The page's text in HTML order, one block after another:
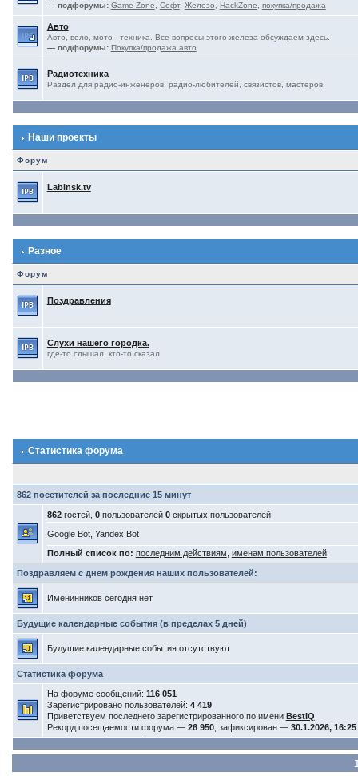
— подфорумы: Game Zone Софт, Железо HackZone покупка/продажа
Авто
Авто, вело, мото - техника. Все вопросы этого железа обсуждаем здесь.
— подфорумы: Покупка/продажа авто
Радиотехника
Раздел для радио-инженеров, радио-любителей, связистов, мастеров.
Наши проекты
Форум
Labinsk.tv
Разное
Форум
Поздравления
Слухи нашего городка.
где-то слышал, кто-то сказал
Статистика форума
862 посетителей за последние 15 минут
862гостей, 0пользователей 0скрытых пользователей
Google Bot, Yandex Bot
Полный список по: последним действиям именам пользователей
Поздравляем с днем рождения наших пользователей:
Именинников сегодня нет
Будущие календарные события (в пределах 5 дней)
Будущие календарные события отсутствуют
Статистика форума
На форуме сообщений: 116 051
Зарегистрировано пользователей: 4 419
Приветствуем последнего зарегистрированного по имени BestIQ
Рекорд посещаемости форума — 26 950, зафиксирован — 30.1.2026, 16:25